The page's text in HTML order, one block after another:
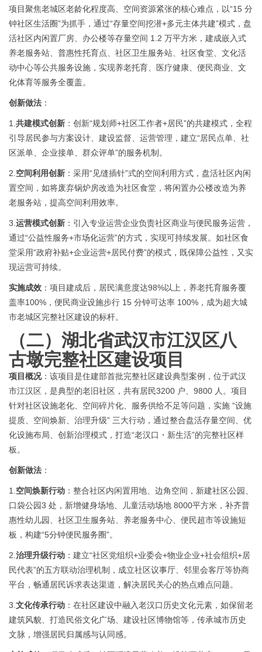
项目聚焦老城区老龄化程度高、空间资源紧张的核心难点 ，以“15 分
钟社区生活圈”为抓手，通过“存量空间挖潜+多元主体共建”模式，盘
活社区内闲置厂房、办公楼等存量空间 1.2 万平方米，建成嵌入式
养老服务站、普惠性托育点、社区卫生服务站、社区食堂、文化活
动中心等公共服务设施，实现养老托育、医疗健康、便民商业、文
化体育等服务全覆盖。
创新做法 ：
1. 共建模式创新 ：创新“规划师+社区工作者+居民”的共建模式，全程
引导居民参与方案设计、建设监督、运营管理，建立“居民点单、社
区派单、企业接单、群众评单”的服务机制。
2. 空间利用创新 ：采用“见缝插针”式的空间利用方式，盘活社区内闲
置空间，如将废弃锅炉房改造为社区食堂，将闲置办公楼改造为养
老服务站，提高空间利用效率。
3. 运营模式创新 ：引入专业运营企业负责社区商业与便民服务运营，
通过“公益性服务+市场化运营”的方式，实现可持续发展。如社区食
堂采用“政府补贴+企业运营+居民付费”的模式，既保障公益性，又实
现运营可持续。
实施成效 ：项目建成后，居民满意度达98%以上，养老托育服务覆
盖率100%，便民商业设施步行 15 分钟可达率 100%，成为超大城
市老城区完整社区建设的标杆。
（二） 湖北省武汉市江汉区八
古墩完整社区建设项目
项目概况：该项目是住建部首批完整社区建设典型案例，位于武汉
市江汉区，是典型的老旧社区，共有居民3200 户、9800 人。项目
针对社区设施老化、空间碎片化、服务供给不足等问题，实施 “设施
提质、空间焕新、治理升级” 三大行动，通过整合盘活存量空间、优
化设施布局、创新治理模式，打造“老汉口・新生活”的完整社区样
板。
创新做法 ：
1. 空间焕新行动 ：整合社区内闲置用地、边角空间，新建社区公园、
口袋公园3 处，新增健身场地、儿童活动场地 8000平方米，补齐普
惠性幼儿园、社区卫生服务站、养老服务中心、便民超市等设施短
板，构建“5分钟便民服务圈”。
2. 治理升级行动 ：建立“社区党组织+业委会+物业企业+社会组织+居
民代表”的五方联动治理机制，成立社区议事厅、邻里会客厅等协商
平台，畅通居民诉求表达渠道，解决居民关心的热点难点问题。
3. 文化传承行动 ：在社区建设中融入老汉口历史文化元素，如保留老
建筑风貌、打造民俗文化广场、建设社区博物馆等，传承城市历史
文脉，增强居民归属感与认同感。